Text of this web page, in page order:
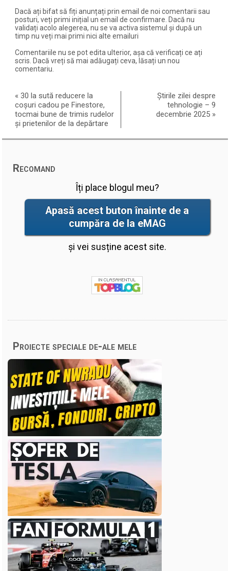
Dacă ați bifat să fiți anunțați prin email de noi comentarii sau
posturi, veți primi inițial un email de confirmare. Dacă nu
validați acolo alegerea, nu se va activa sistemul și după un
timp nu veți mai primi nici alte emailuri
Comentariile nu se pot edita ulterior, așa că verificați ce ați
scris. Dacă vreți să mai adăugați ceva, lăsați un nou
comentariu.
«30 la sută reducere la
coșuri cadou pe Finestore,
tocmai bune de trimis rudelor
și prietenilor de la depărtare
Știrile zilei despre
tehnologie – 9
decembrie 2025 »
Recomand
Îți place blogul meu?
Apasă acest buton înainte de a
cumpăra de la eMAG
și vei susține acest site.
Proiecte speciale de-ale mele